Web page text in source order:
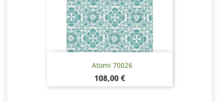
Atomi 70026
Pris
108,00 €